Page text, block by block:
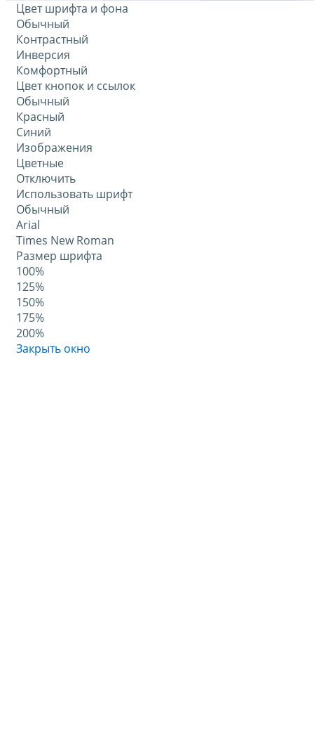
Цвет шрифта и фона
Обычный
Контрастный
Инверсия
Комфортный
Цвет кнопок и ссылок
Обычный
Красный
Синий
Изображения
Цветные
Отключить
Использовать шрифт
Обычный
Arial
Times New Roman
Размер шрифта
100%
125%
150%
175%
200%
Закрыть окно